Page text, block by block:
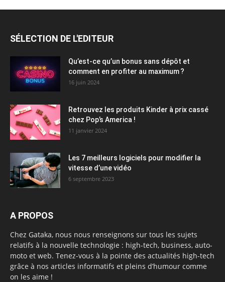
SÉLECTION DE L'EDITEUR
Qu’est-ce qu’un bonus sans dépôt et
comment en profiter au maximum ?
16 juin 2024
Retrouvez les produits Kinder à prix cassé
chez Pop’s America !
11 janvier 2024
Les 7 meilleurs logiciels pour modifier la
vitesse d’une vidéo
6 septembre 2023
A PROPOS
Chez Gataka, nous nous renseignons sur tous les sujets
relatifs à la nouvelle technologie : high-tech, business, auto-
moto et web. Tenez-vous à la pointe des actualités high-tech
grâce à nos articles informatifs et pleins d’humour comme
on les aime !